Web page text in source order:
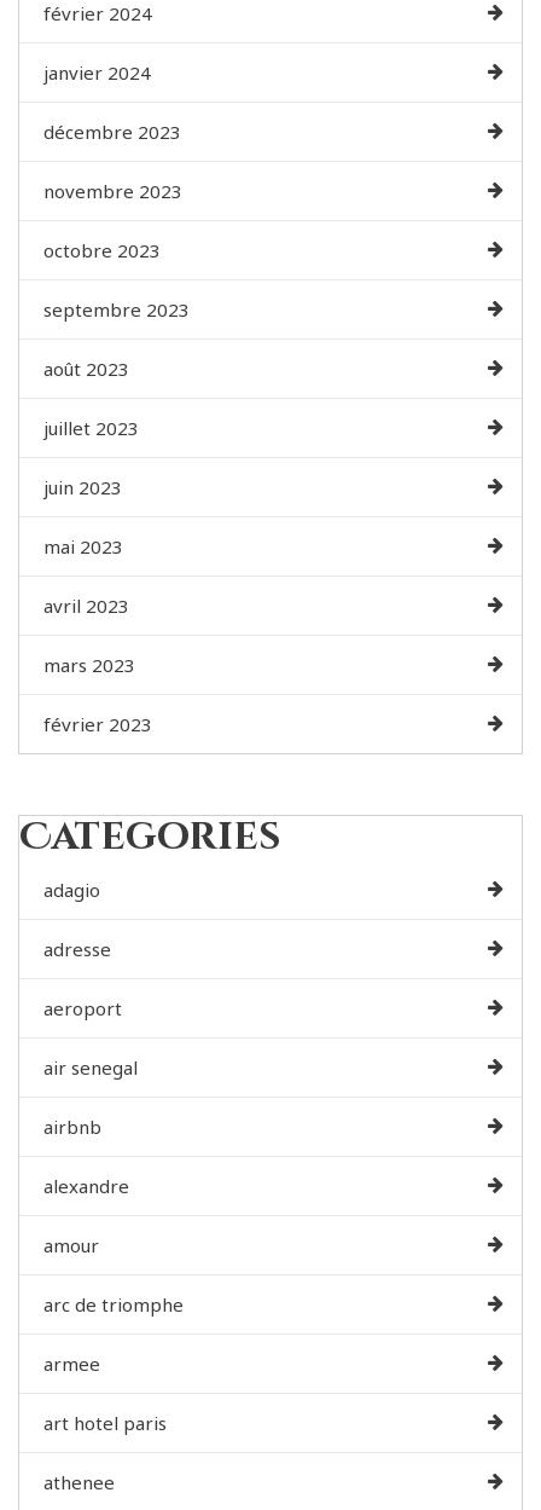
février 2024
janvier 2024
décembre 2023
novembre 2023
octobre 2023
septembre 2023
août 2023
juillet 2023
juin 2023
mai 2023
avril 2023
mars 2023
février 2023
Categories
adagio
adresse
aeroport
air senegal
airbnb
alexandre
amour
arc de triomphe
armee
art hotel paris
athenee